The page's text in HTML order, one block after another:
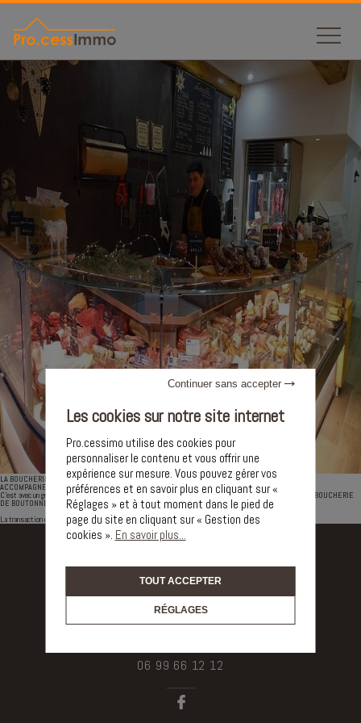
LA BOUCHERIE DE BOUTONNET
ACCOMPAGNEMENT PRO.CESSIMMO
C'est avec un grand plaisir que le Cabinet Pro.cessImmo vous informe de la vente du Fonds de Commerce LA BOUCHERIE
DE BOUTONNET au coeur du Quartier Boutonnet à Montpellier .
La transaction est un accompagnement du CABINET PROCESSIMMO- OCCITANIE-PACA
06 99 66 12 12
Panneau de gestion des cookies
Les cookies sur notre site internet
Pro.cessimo utilise des cookies pour
personnaliser le contenu et vous offrir une
expérience sur mesure. Vous pouvez gérer vos
préférences et en savoir plus en cliquant sur «
Réglages » et à tout moment dans le pied de
page du site en cliquant sur « Gestion des
cookies ». En savoir plus...
TOUT ACCEPTER
RÉGLAGES
Continuer sans accepter